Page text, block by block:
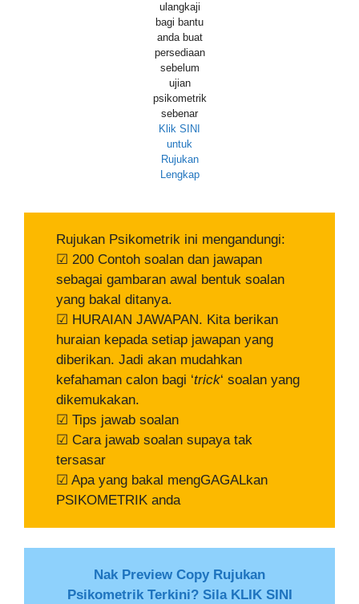
ulangkaji
bagi bantu
anda buat
persediaan
sebelum
ujian
psikometrik
sebenar
Klik SINI
untuk
Rujukan
Lengkap
Rujukan Psikometrik ini mengandungi:
☑ 200 Contoh soalan dan jawapan
sebagai gambaran awal bentuk soalan
yang bakal ditanya.
☑ HURAIAN JAWAPAN. Kita berikan
huraian kepada setiap jawapan yang
diberikan. Jadi akan mudahkan
kefahaman calon bagi ‘trick‘ soalan yang
dikemukakan.
☑ Tips jawab soalan
☑ Cara jawab soalan supaya tak
tersasar
☑ Apa yang bakal mengGAGALkan
PSIKOMETRIK anda
Nak Preview Copy Rujukan
Psikometrik Terkini? Sila KLIK SINI